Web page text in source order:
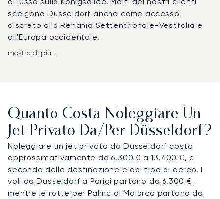
scelgono Düsseldorf anche come accesso
discreto alla Renania Settentrionale-Vestfalia e
all'Europa occidentale.
LunaJets organizza voli privati per l'aeroporto di
passeggeri direttamente agli uffici direzionali, alle
sedi fieristiche o agli hotel lungo il fiume. I clienti
noleggiano frequentemente jet per Düsseldorf
per incontri con investitori, importanti eventi di
settore come ProWein o boot Düsseldorf, e per
viaggi d'affari in tutta la regione Reno-Ruhr.
Con vent'anni di esperienza, LunaJets è stato il
mostra di più...
Quanto Costa Noleggiare Un
Jet Privato Da/per Düsseldorf?
Noleggiare un jet privato da Dusseldorf costa
approssimativamente da 6.300 € a 13.400 €, a
seconda della destinazione e del tipo di aereo. I
voli da Dusseldorf a Parigi partono da 6.300 €,
mentre le rotte per Palma di Maiorca partono da